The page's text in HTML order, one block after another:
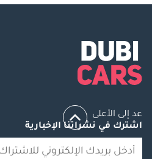
عد إلى الأعلى
اشترك في نشراتنا الإخبارية